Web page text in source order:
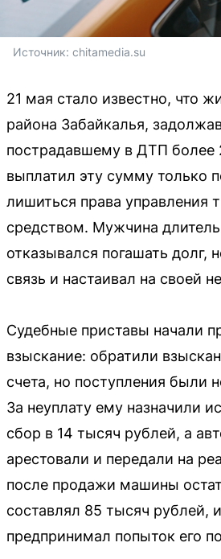
Источник: chitamedia.su
21 мая стало известно, что
района Забайкалья,
пострадавшему в ДТП более
выплатил эту сумму только
лишиться права управления
средством. Мужчина
отказывался погашать долг,
связь и настаивал на своей
Судебные приставы начали
взыскание: обратили
счета, но поступления были
За неуплату ему назначили
сбор в 14 тысяч рублей, а
арестовали и передали на
после продажи машины
составлял 85 тысяч рублей,
предпринимал попыток его